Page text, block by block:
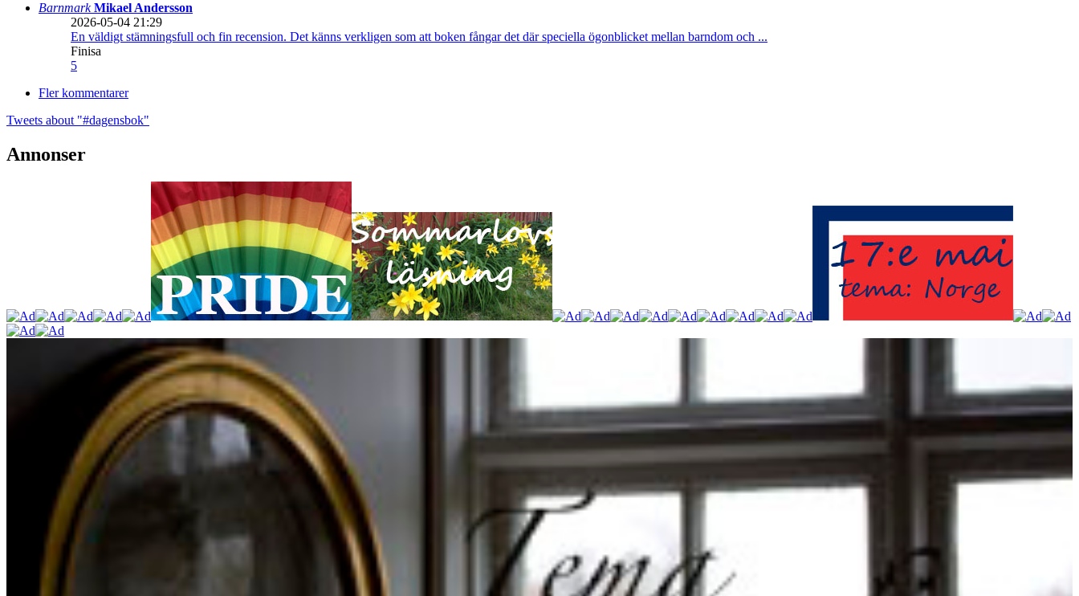
BarnmarkMikael Andersson
2026-05-04 21:29
En väldigt stämningsfull och fin recension. Det känns verkligen som att boken fångar det där speciella ögonblicket mellan barndom och ...
Finisa
5
Fler kommentarer
Tweets about "#dagensbok"
Annonser